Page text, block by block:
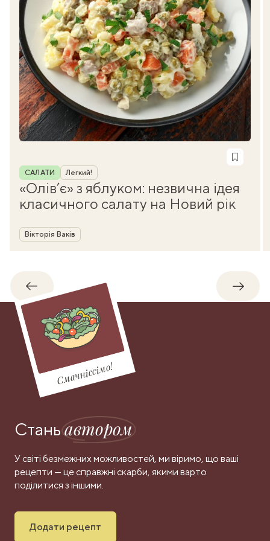
Рубрика
САЛАТИ Легкий!
«Олів’є» з яблуком: незвична ідея
класичного салату на Новий рік
Автор
Вікторія Ваків
Назад
Смачніссімо!
Станьавтором
У світі безмежних можливостей, ми віримо, що ваші
рецепти — це справжні скарби, якими варто
поділитися з іншими.
Додати рецепт